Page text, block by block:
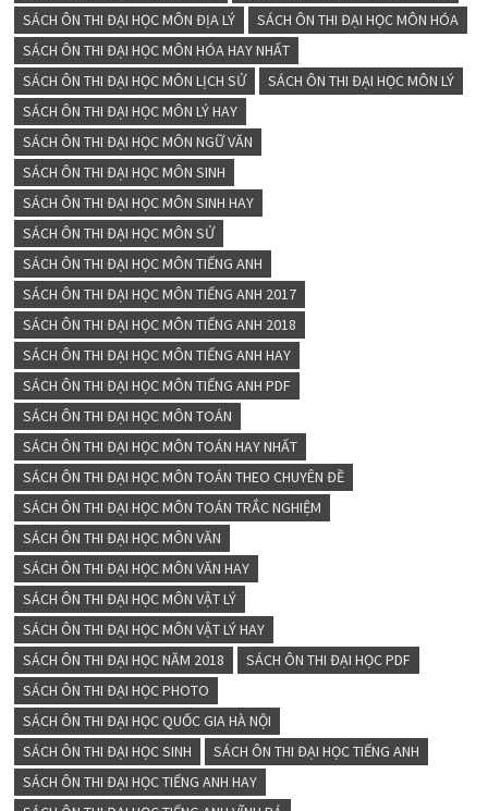
SÁCH ÔN THI ĐẠI HỌC MÔN ĐỊA LÝ
SÁCH ÔN THI ĐẠI HỌC MÔN HÓA
SÁCH ÔN THI ĐẠI HỌC MÔN HÓA HAY NHẤT
SÁCH ÔN THI ĐẠI HỌC MÔN LỊCH SỬ
SÁCH ÔN THI ĐẠI HỌC MÔN LÝ
SÁCH ÔN THI ĐẠI HỌC MÔN LÝ HAY
SÁCH ÔN THI ĐẠI HỌC MÔN NGỮ VĂN
SÁCH ÔN THI ĐẠI HỌC MÔN SINH
SÁCH ÔN THI ĐẠI HỌC MÔN SINH HAY
SÁCH ÔN THI ĐẠI HỌC MÔN SỬ
SÁCH ÔN THI ĐẠI HỌC MÔN TIẾNG ANH
SÁCH ÔN THI ĐẠI HỌC MÔN TIẾNG ANH 2017
SÁCH ÔN THI ĐẠI HỌC MÔN TIẾNG ANH 2018
SÁCH ÔN THI ĐẠI HỌC MÔN TIẾNG ANH HAY
SÁCH ÔN THI ĐẠI HỌC MÔN TIẾNG ANH PDF
SÁCH ÔN THI ĐẠI HỌC MÔN TOÁN
SÁCH ÔN THI ĐẠI HỌC MÔN TOÁN HAY NHẤT
SÁCH ÔN THI ĐẠI HỌC MÔN TOÁN THEO CHUYÊN ĐỀ
SÁCH ÔN THI ĐẠI HỌC MÔN TOÁN TRẮC NGHIỆM
SÁCH ÔN THI ĐẠI HỌC MÔN VĂN
SÁCH ÔN THI ĐẠI HỌC MÔN VĂN HAY
SÁCH ÔN THI ĐẠI HỌC MÔN VẬT LÝ
SÁCH ÔN THI ĐẠI HỌC MÔN VẬT LÝ HAY
SÁCH ÔN THI ĐẠI HỌC NĂM 2018
SÁCH ÔN THI ĐẠI HỌC PDF
SÁCH ÔN THI ĐẠI HỌC PHOTO
SÁCH ÔN THI ĐẠI HỌC QUỐC GIA HÀ NỘI
SÁCH ÔN THI ĐẠI HỌC SINH
SÁCH ÔN THI ĐẠI HỌC TIẾNG ANH
SÁCH ÔN THI ĐẠI HỌC TIẾNG ANH HAY